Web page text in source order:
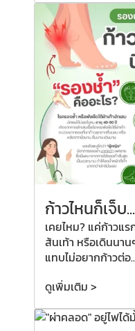
ก้าวไหนก็เจ็บ
เคยไหม? แค่ก้าวแ
ส้นเท้า หรือเดินนา
แทบไม่อยากก้าวต่
ดูเพิ่มเติม >